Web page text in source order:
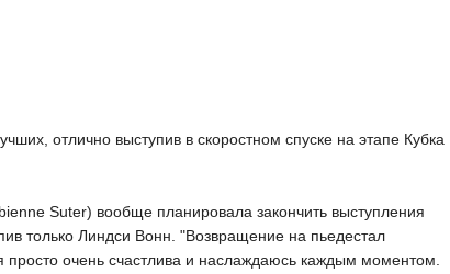
отлично выступив в скоростном спуске на этапе Кубка
Suter) вообще планировала закончить выступления
только Линдси Вонн. "Возвращение на пьедестал
очень счастлива и наслаждаюсь каждым моментом.